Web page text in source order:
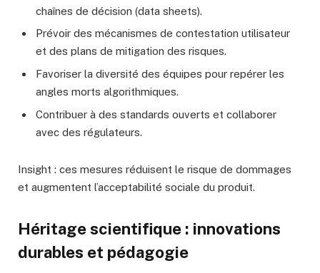
chaînes de décision (data sheets).
Prévoir des mécanismes de contestation utilisateur
et des plans de mitigation des risques.
Favoriser la diversité des équipes pour repérer les
angles morts algorithmiques.
Contribuer à des standards ouverts et collaborer
avec des régulateurs.
Insight : ces mesures réduisent le risque de dommages
et augmentent l’acceptabilité sociale du produit.
Héritage scientifique : innovations
durables et pédagogie